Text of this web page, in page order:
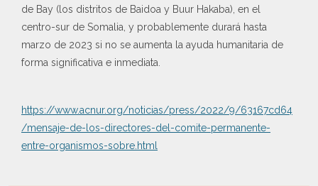
de Bay (los distritos de Baidoa y Buur Hakaba), en el
centro-sur de Somalia, y probablemente durará hasta
marzo de 2023 si no se aumenta la ayuda humanitaria de
forma significativa e inmediata.
https://www.acnur.org/noticias/press/2022/9/63167cd64
/mensaje-de-los-directores-del-comite-permanente-
entre-organismos-sobre.html